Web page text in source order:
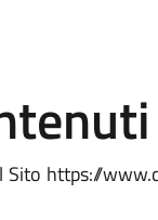
Sito https://